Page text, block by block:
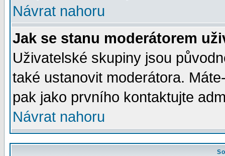
Návrat nahoru
Jak se stanu moderátorem
Uživatelské skupiny jsou
také ustanovit moderátora.
pak jako prvního kontaktujte
Návrat nahoru